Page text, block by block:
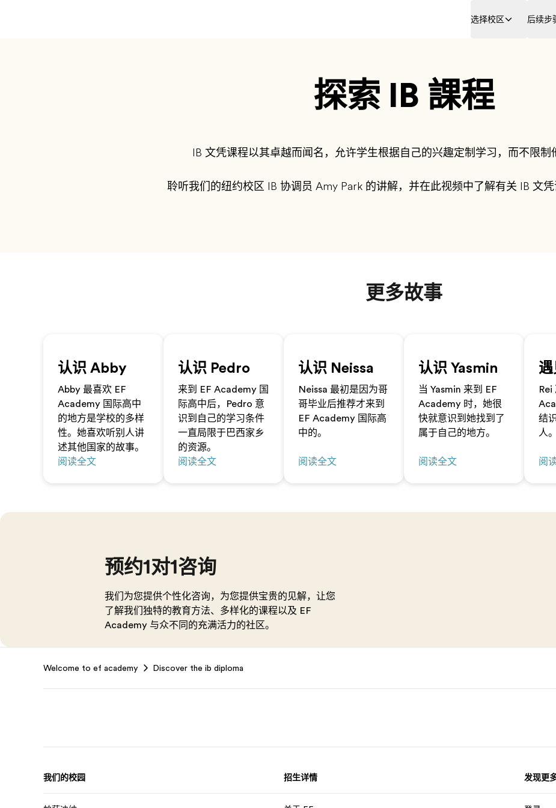
选择校区 后续步
探索 IB 課程
IB 文凭课程以其卓越而闻名，允许学生根据自己的兴趣定制学习，而不限制
聆听我们的纽约校区 IB 协调员 Amy Park 的讲解，并在此视频中了解有关 IB 文凭
更多故事
认识 Abby
Abby 最喜欢 EF
Academy 国际高中
的地方是学校的多样
性。她喜欢听别人讲
述其他国家的故事。
阅读全文
认识 Pedro
来到 EF Academy 国
际高中后，Pedro 意
识到自己的学习条件
一直局限于巴西家乡
的资源。
阅读全文
认识 Neissa
Neissa 最初是因为哥
哥毕业后推荐才来到
EF Academy 国际高
中的。
阅读全文
认识 Yasmin
当 Yasmin 来到 EF
Academy 时，她很
快就意识到她找到了
属于自己的地方。
阅读全文
遇
Rei
结
人。
阅
预约1对1咨询
我们为您提供个性化咨询，为您提供宝贵的见解，让您
了解我们独特的教育方法、多样化的课程以及 EF
Academy 与众不同的充满活力的社区。
Welcome to ef academy Discover the ib diploma
我们的校园 招生详情 发现更